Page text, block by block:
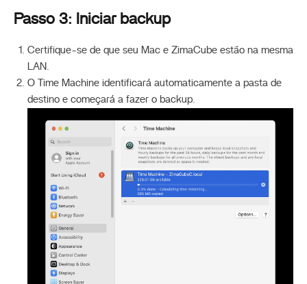
Passo 3: Iniciar backup
Certifique-se de que seu Mac e ZimaCube estão na mesma
LAN.
O Time Machine identificará automaticamente a pasta de
destino e começará a fazer o backup.